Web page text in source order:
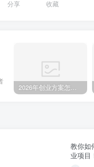
分享 收藏
2026年创业方案怎么做？从零起步的完整规划步骤
教你如
业项目